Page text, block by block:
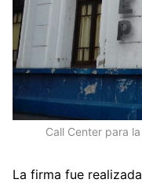
Call Center para
La firma fue